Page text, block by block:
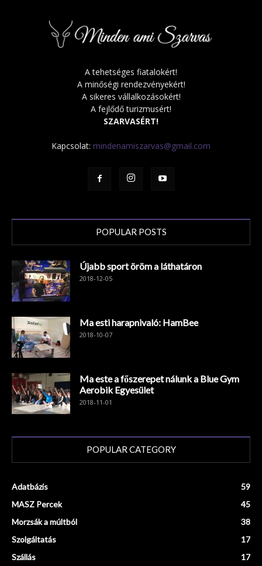
A tehetséges fiatalokért!
A minőségi rendezvényekért!
A sikeres vállalkozásokért!
A fejlődő turizmusért!
SZARVASÉRT!
Kapcsolat: mindenamiszarvas@gmail.com
POPULAR POSTS
Újabb sport öröm a láthatáron
2018-12-05
Ma esti harapnivaló: HamBee
2018-10-07
Ma este a főszerepet nálunk a Blue Gym
Aerobik Egyesület
2018-11-01
POPULAR CATEGORY
Adatbázis
59
MASZ Percek
45
Morzsák a múltból
38
Szolgáltatás
17
Szállás
17